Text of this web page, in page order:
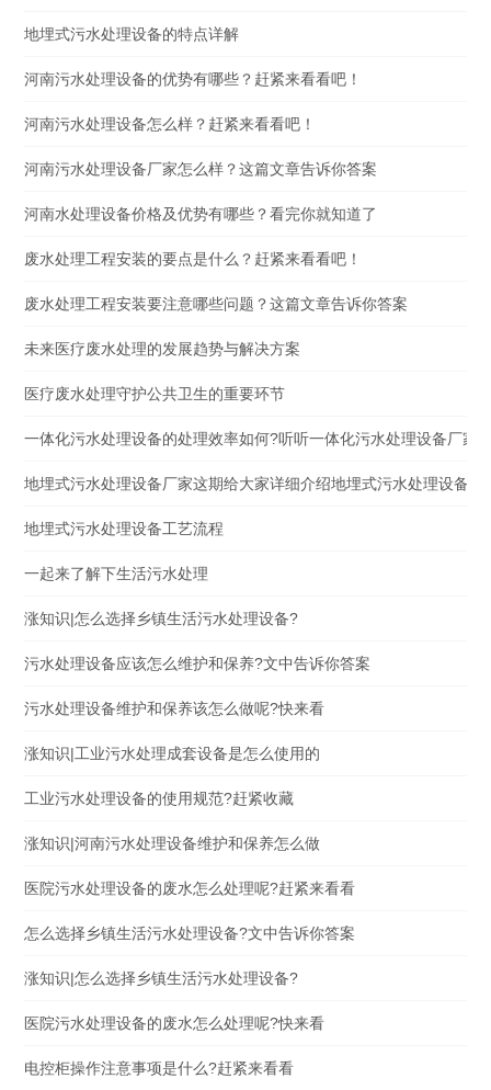
地埋式污水处理设备的特点详解
河南污水处理设备的优势有哪些？赶紧来看看吧！
河南污水处理设备怎么样？赶紧来看看吧！
河南污水处理设备厂家怎么样？这篇文章告诉你答案
河南水处理设备价格及优势有哪些？看完你就知道了
废水处理工程安装的要点是什么？赶紧来看看吧！
废水处理工程安装要注意哪些问题？这篇文章告诉你答案
未来医疗废水处理的发展趋势与解决方案
医疗废水处理守护公共卫生的重要环节
一体化污水处理设备的处理效率如何?听听一体化污水处理设备厂家
地埋式污水处理设备厂家这期给大家详细介绍地埋式污水处理设备
地埋式污水处理设备工艺流程
一起来了解下生活污水处理
涨知识|怎么选择乡镇生活污水处理设备?
污水处理设备应该怎么维护和保养?文中告诉你答案
污水处理设备维护和保养该怎么做呢?快来看
涨知识|工业污水处理成套设备是怎么使用的
工业污水处理设备的使用规范?赶紧收藏
涨知识|河南污水处理设备维护和保养怎么做
医院污水处理设备的废水怎么处理呢?赶紧来看看
怎么选择乡镇生活污水处理设备?文中告诉你答案
涨知识|怎么选择乡镇生活污水处理设备?
医院污水处理设备的废水怎么处理呢?快来看
电控柜操作注意事项是什么?赶紧来看看